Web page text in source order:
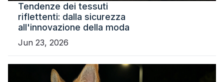
Tendenze dei tessuti
riflettenti: dalla sicurezza
all'innovazione della moda
Jun 23, 2026